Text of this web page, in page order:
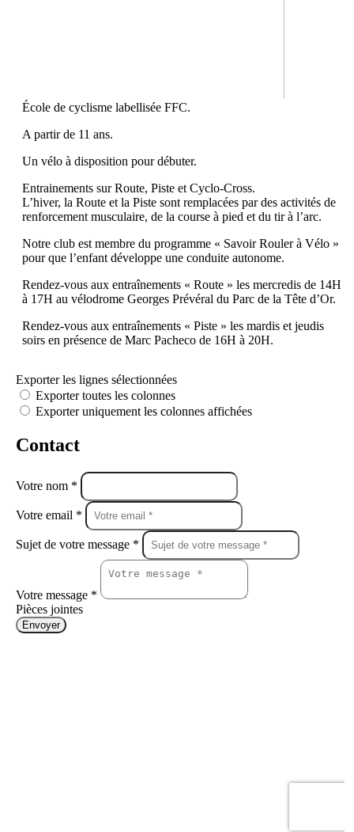
École de cyclisme labellisée FFC.
A partir de 11 ans.
Un vélo à disposition pour débuter.
Entrainements sur Route, Piste et Cyclo-Cross.
L’hiver, la Route et la Piste sont remplacées par des activités de
renforcement musculaire, de la course à pied et du tir à l’arc.
Notre club est membre du programme « Savoir Rouler à Vélo »
pour que l’enfant développe une conduite autonome.
Rendez-vous aux entraînements « Route » les mercredis de 14H
à 17H au vélodrome Georges Prévéral du Parc de la Tête d’Or.
Rendez-vous aux entraînements « Piste » les mardis et jeudis
soirs en présence de Marc Pacheco de 16H à 20H.